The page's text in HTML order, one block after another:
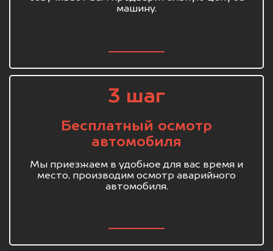
машину.
3 шаг
Бесплатный осмотр
автомобиля
Мы приезжаем в удобное для вас время и
место, производим осмотр аварийного
автомобиля.